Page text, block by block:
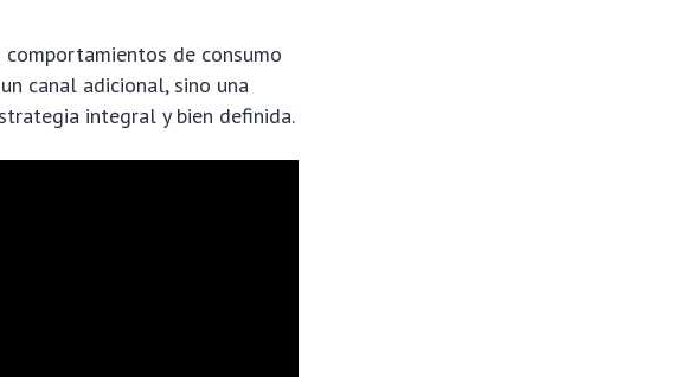
de consumo
canal adicional, sino una
integral y bien definida.